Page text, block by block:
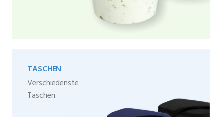
TASCHEN
Verschiedenste
Taschen.